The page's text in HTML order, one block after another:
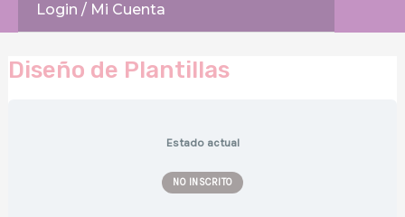
Login / Mi Cuenta
Diseño de Plantillas
Estado actual
NO INSCRITO